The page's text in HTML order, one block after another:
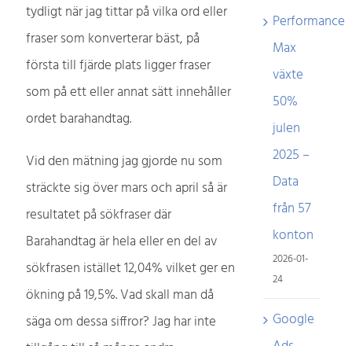
tydligt när jag tittar på vilka ord eller
fraser som konverterar bäst, på
första till fjärde plats ligger fraser
som på ett eller annat sätt innehåller
ordet barahandtag.
Vid den mätning jag gjorde nu som
sträckte sig över mars och april så är
resultatet på sökfraser där
Barahandtag är hela eller en del av
sökfrasen istället 12,04% vilket ger en
ökning på 19,5%. Vad skall man då
säga om dessa siffror? Jag har inte
Performance
Max
växte
50%
julen
2025 –
Data
från 57
konton
2026-01-
24
Google